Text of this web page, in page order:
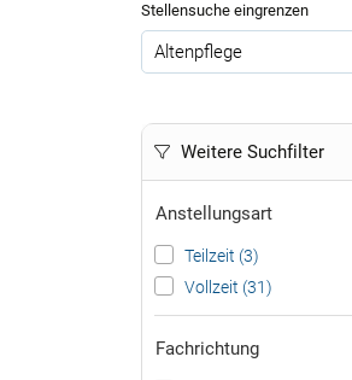
Stellensuche eingrenzen
Weitere Suchfilter
Anstellungsart
Teilzeit (3)
Vollzeit (31)
Fachrichtung